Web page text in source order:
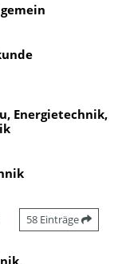
Energietechnik,
58 Einträge